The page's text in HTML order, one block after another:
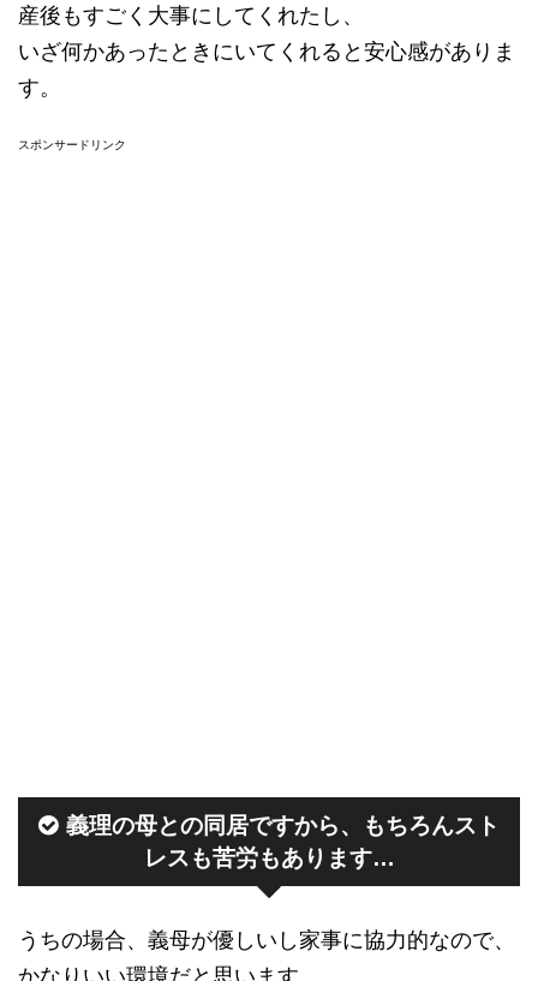
産後もすごく大事にしてくれたし、
いざ何かあったときにいてくれると安心感がありま
す。
スポンサードリンク
義理の母との同居ですから、もちろんスト
レスも苦労もあります…
うちの場合、義母が優しいし家事に協力的なので、
かなりいい環境だと思います。